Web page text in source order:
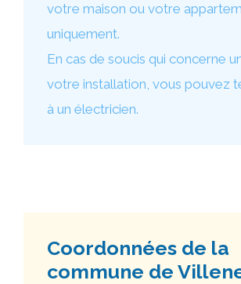
votre maison ou votre
uniquement.
En cas de soucis qui concerne
votre installation, vous pouvez
à un électricien.
Coordonnées de la
commune de